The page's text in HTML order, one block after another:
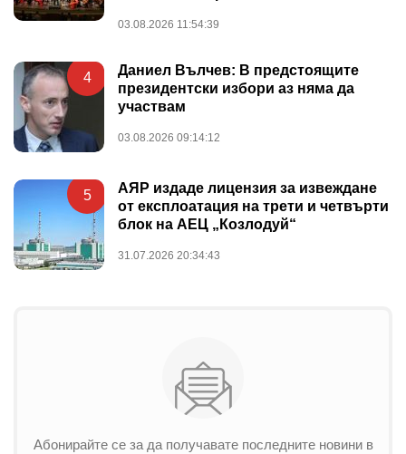
03.08.2026 11:54:39
4
Даниел Вълчев: В предстоящите
президентски избори аз няма да
участвам
03.08.2026 09:14:12
5
АЯР издаде лицензия за извеждане
от експлоатация на трети и четвърти
блок на АЕЦ „Козлодуй“
31.07.2026 20:34:43
Абонирайте се за да получавате последните новини в